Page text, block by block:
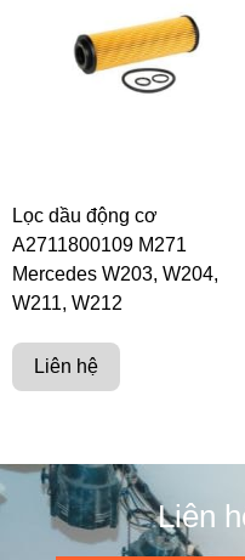
Lọc dầu động cơ
A2711800109 M271
Mercedes W203, W204,
W211, W212
Liên hệ
Liên